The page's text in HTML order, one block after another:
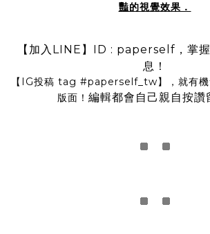
豔的視覺效果．
【加入LINE】ID : paperself，掌
息！
【IG投稿 tag #paperself_tw】，就有
版面！ 編輯都會自己親自按讚